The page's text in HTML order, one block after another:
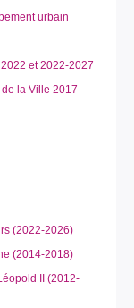
urbain
et 2022-2027
la Ville 2017-
(2022-2026)
(2014-2018)
II (2012-